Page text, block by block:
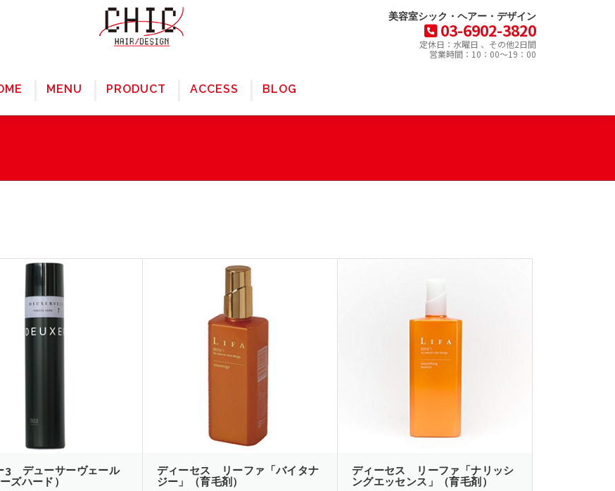
美容室シック・ヘアー・デザイン
03-6902-3820
定休日：水曜日 、その他2日間
営業時間：10：00～19：00
MENU PRODUCT ACCESS BLOG
3 デューサーヴェール
ズハード）
ディーセス リーファ「バイタナ
ジー」（育毛剤）
ディーセス リーファ「ナリッシ
ングエッセンス」（育毛剤）